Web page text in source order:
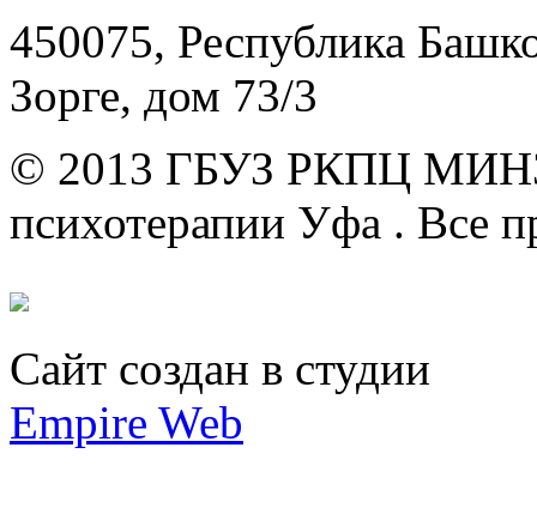
450075, Республика
Зорге, дом 73/3
© 2013 ГБУЗ РКПЦ
психотерапии Уфа . Все
Сайт создан в студии
Empire Web